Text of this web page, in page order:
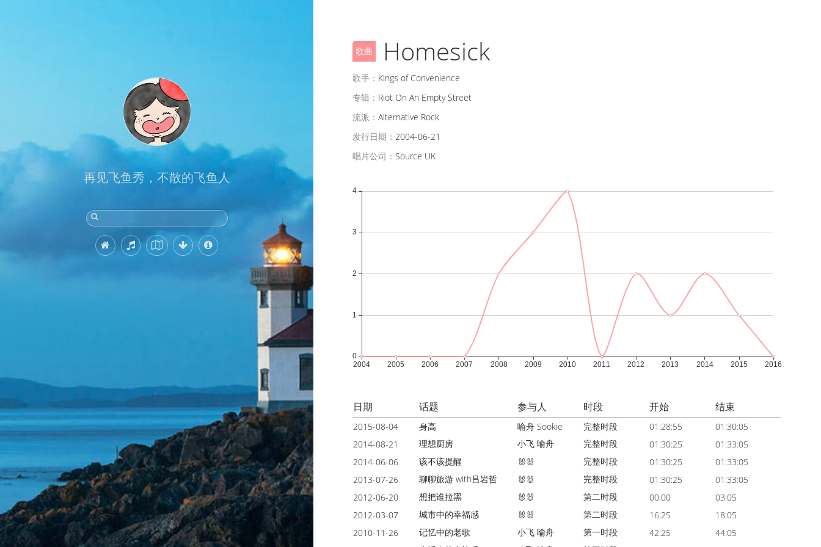
再见飞鱼秀，不散的飞鱼人
歌曲 Homesick
歌手： Kings of Convenience
专辑： Riot On An Empty Street
流派：Alternative Rock
发行日期：2004-06-21
唱片公司：Source UK
日期 话题 参与人 时段 开始 结束
2015-08-04 身高 喻舟 Sookie 完整时段 01:28:55
01:30:05
2014-08-21
理想厨房 小飞 喻舟 完整时段 01:30:25
01:33:05
2014-06-06
该不该提醒 🐰🐰 完整时段 01:30:25
01:33:05
2013-07-26
聊聊旅游 with吕岩哲 🐰🐰 完整时段 01:30:25
01:33:05
2012-06-20
想把谁拉黑 🐰🐰 第二时段 00:00
03:05
2012-03-07
城市中的幸福感 🐰🐰 第二时段 16:25
18:05
2010-11-26
记忆中的老歌 小飞 喻舟 第一时段 42:25
44:05